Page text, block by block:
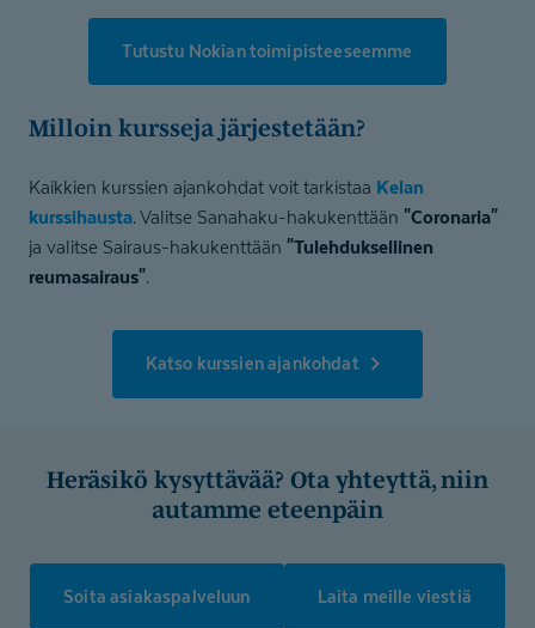
Tutustu Nokian toimipisteeseemme
Milloin kursseja järjestetään?
Kaikkien kurssien ajankohdat voit tarkistaa Kelan
kurssihausta. Valitse Sanahaku-hakukenttään "Coronaria"
ja valitse Sairaus-hakukenttään "Tulehduksellinen
reumasairaus".
Katso kurssien ajankohdat
Heräsikö kysyttävää? Ota yhteyttä, niin
autamme eteenpäin
Soita asiakaspalveluun Laita meille viestiä